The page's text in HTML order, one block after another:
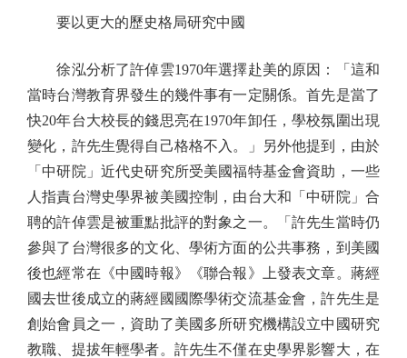
要以更大的歷史格局研究中國
徐泓分析了許倬雲1970年選擇赴美的原因：「這和
當時台灣教育界發生的幾件事有一定關係。首先是當了
快20年台大校長的錢思亮在1970年卸任，學校氛圍出現
變化，許先生覺得自己格格不入。」另外他提到，由於
「中研院」近代史研究所受美國福特基金會資助，一些
人指責台灣史學界被美國控制，由台大和「中研院」合
聘的許倬雲是被重點批評的對象之一。「許先生當時仍
參與了台灣很多的文化、學術方面的公共事務，到美國
後也經常在《中國時報》《聯合報》上發表文章。蔣經
國去世後成立的蔣經國國際學術交流基金會，許先生是
創始會員之一，資助了美國多所研究機構設立中國研究
教職、提拔年輕學者。許先生不僅在史學界影響大，在